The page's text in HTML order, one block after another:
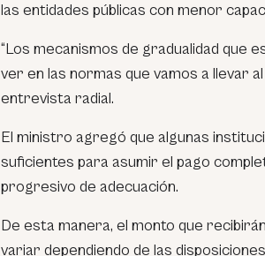
las entidades públicas con menor
“Los mecanismos de gradualidad que
ver en las normas que vamos a llevar
entrevista radial.
El ministro agregó que algunas
suficientes para asumir el pago
progresivo de adecuación.
De esta manera, el monto que
variar dependiendo de las